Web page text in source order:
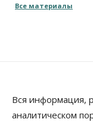
Все материалы
Вся информация,
аналитическом